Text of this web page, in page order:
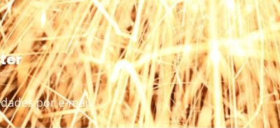
por e-mail.